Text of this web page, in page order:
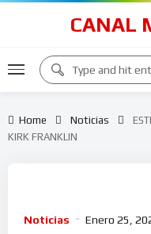
CANAL
Home Noticias
KIRK FRANKLIN
Noticias Enero 25,